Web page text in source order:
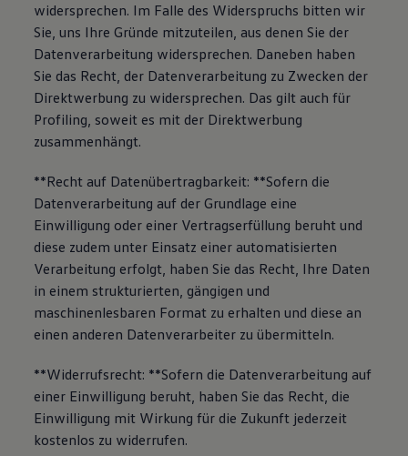
widersprechen. Im Falle des Widerspruchs bitten wir
Sie, uns Ihre Gründe mitzuteilen, aus denen Sie der
Datenverarbeitung widersprechen. Daneben haben
Sie das Recht, der Datenverarbeitung zu Zwecken der
Direktwerbung zu widersprechen. Das gilt auch für
Profiling, soweit es mit der Direktwerbung
zusammenhängt.
**Recht auf Datenübertragbarkeit: **Sofern die
Datenverarbeitung auf der Grundlage eine
Einwilligung oder einer Vertragserfüllung beruht und
diese zudem unter Einsatz einer automatisierten
Verarbeitung erfolgt, haben Sie das Recht, Ihre Daten
in einem strukturierten, gängigen und
maschinenlesbaren Format zu erhalten und diese an
einen anderen Datenverarbeiter zu übermitteln.
**Widerrufsrecht: **Sofern die Datenverarbeitung auf
einer Einwilligung beruht, haben Sie das Recht, die
Einwilligung mit Wirkung für die Zukunft jederzeit
kostenlos zu widerrufen.